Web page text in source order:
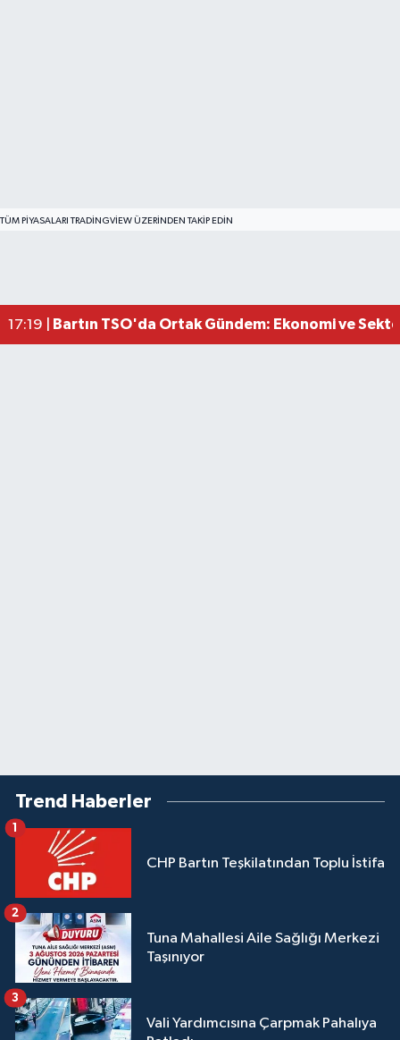
TÜM PIYASALARI TRADINGVIEW ÜZERINDEN TAKIP EDIN
17:19 |
Bartın TSO'da Ortak Gündem: Ekonomi ve
Trend Haberler
CHP Bartın Teşkilatından Toplu İstifa
1
Tuna Mahallesi Aile Sağlığı Merkezi
Taşınıyor
2
Vali Yardımcısına Çarpmak Pahalıya
3